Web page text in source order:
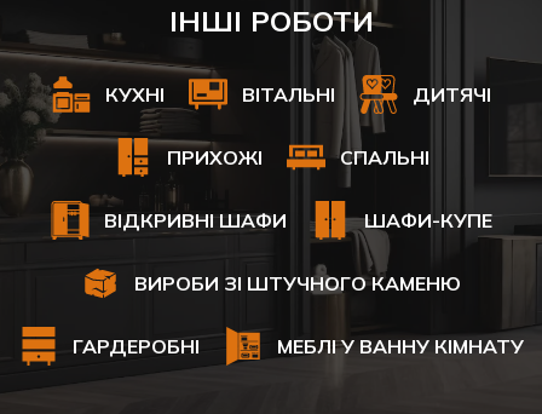
ІНШІ РОБОТИ
КУХНІ ВІТАЛЬНІ ДИТЯЧІ
ПРИХОЖІ СПАЛЬНІ
ВІДКРИВНІ ШАФИ ШАФИ-КУПЕ
ВИРОБИ ЗІ ШТУЧНОГО КАМЕНЮ
ГАРДЕРОБНІ МЕБЛІ У ВАННУ КІМНАТУ